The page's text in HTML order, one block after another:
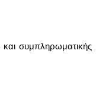
και συμπληρωματικής